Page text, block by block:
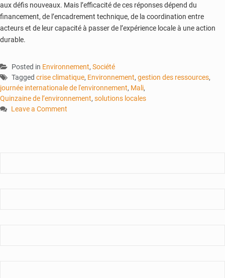
aux défis nouveaux. Mais l’efficacité de ces réponses dépend du
financement, de l’encadrement technique, de la coordination entre
acteurs et de leur capacité à passer de l’expérience locale à une action
durable.
Posted in Environnement, Société
Tagged crise climatique, Environnement, gestion des ressources,
journée internationale de l'environnement, Mali,
Quinzaine de l’environnement, solutions locales
Leave a Comment